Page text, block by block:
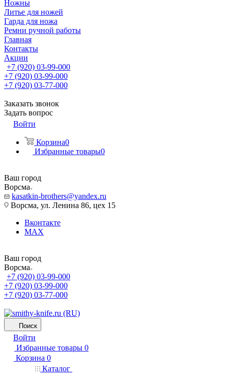
Ножны
Литье для ножей
Гарда для ножа
Ремни ручной работы
Главная
Контакты
Акции
+7 (920) 03-99-000
+7 (920) 03-99-000
+7 (920) 03-77-000
Заказать звонок
Задать вопрос
Войти
Корзина0
Избранные товары0
Ваш город
Ворсма
kasatkin-brothers@yandex.ru
Ворсма, ул. Ленина 86, цех 15
Вконтакте
MAX
Ваш город
Ворсма
+7 (920) 03-99-000
+7 (920) 03-99-000
+7 (920) 03-77-000
Поиск
Войти
Избранные товары 0
Корзина 0
Каталог